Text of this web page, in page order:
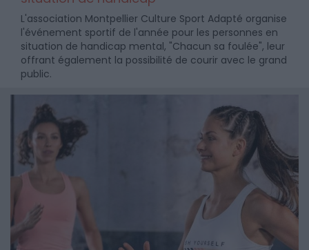
L'association Montpellier Culture Sport Adapté organise
l'événement sportif de l'année pour les personnes en
situation de handicap mental, "Chacun sa foulée", leur
offrant également la possibilité de courir avec le grand
public.